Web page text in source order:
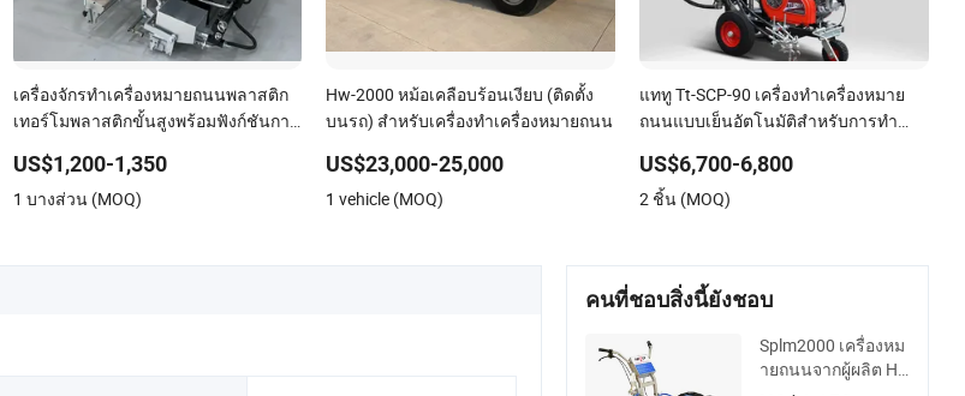
เครื่องจักรทำเครื่องหมายถนนพลาสติก
เทอร์โมพลาสติกขั้นสูงพร้อมฟังก์ชันการ
US$1,200-1,350
1 บางส่วน (MOQ)
Hw-2000 หม้อเคลือบร้อนเงียบ (ติดตั้ง
บนรถ) สำหรับเครื่องทำเครื่องหมายถนน
US$23,000-25,000
1 vehicle (MOQ)
แททู Tt-SCP-90 เครื่องทำเครื่องหมาย
ถนนแบบเย็นอัตโนมัติสำหรับการทำ
US$6,700-6,800
2 ชิ้น (MOQ)
คนที่ชอบสิ่งนี้ยังชอบ
Splm2000 เครื่องหม
ายถนนจากผู้ผลิต Hy